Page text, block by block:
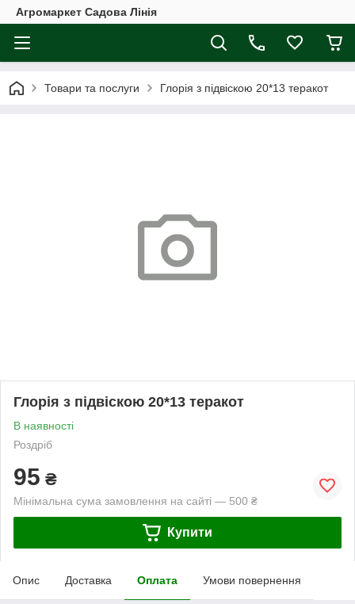
Агромаркет Садова Лінія
Товари та послуги Глорія з підвіскою 20*13 теракот
Глорія з підвіскою 20*13 теракот
В наявності
Роздріб
95 ₴
Мінімальна сума замовлення на сайті — 500 ₴
Купити
Опис Доставка Оплата Умови повернення